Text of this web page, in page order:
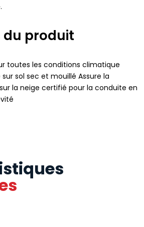
du produit
toutes les conditions climatique
sol sec et mouillé Assure la
la neige certifié pour la conduite en